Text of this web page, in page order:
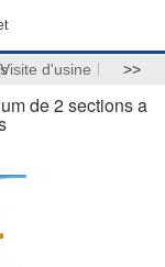
Visite d'usine >>
de 2 sections a